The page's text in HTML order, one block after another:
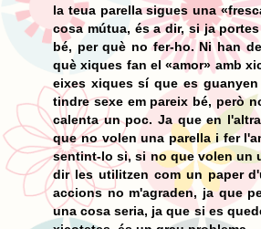
la teua parella sigues una
cosa mútua, és a dir, si ja
bé, per què no fer-ho. Ni han
què xiques fan el «amor» amb
eixes xiques sí que es
tindre sexe em pareix bé, però
calenta un poc. Ja que en
que no volen una parella i fer
sentint-lo si, si no que volen un
dir les utilitzen com un paper
accions no m'agraden, ja que
una cosa seria, ja que si es